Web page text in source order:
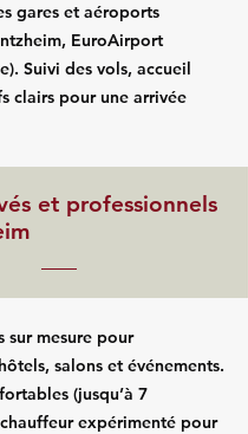
gares et aéroports
EuroAirport
Suivi des vols, accueil
clairs pour une arrivée
et professionnels
sur mesure pour
salons et événements.
(jusqu’à 7
expérimenté pour